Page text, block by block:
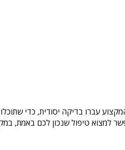
עברו בדיקה יסודית, כדי
למצוא טיפול שנכון לכם באמת,